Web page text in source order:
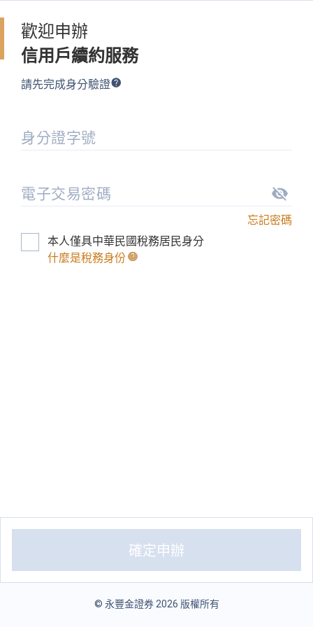
歡迎申辦
信用戶續約服務
請先完成身分驗證
身分證字號
電子交易密碼
忘記密碼
本人僅具中華民國稅務居民身分
什麼是稅務身份
確定申辦
© 永豐金證券 2026 版權所有